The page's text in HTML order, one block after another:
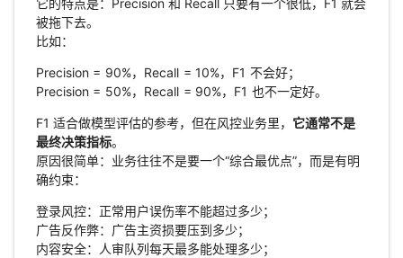
它的特点是：Precision 和 Recall 只要有一个很低，F1 就会
被拖下去。
比如：
Precision = 90%，Recall = 10%，F1 不会好；
Precision = 50%，Recall = 90%，F1 也不一定好。
F1 适合做模型评估的参考，但在风控业务里， 它通常不是
最终决策指标。
原因很简单：业务往往不是要一个“综合最优点”，而是有明
确约束：
登录风控：正常用户误伤率不能超过多少；
广告反作弊：广告主资损要压到多少；
内容安全：人审队列每天最多能处理多少；